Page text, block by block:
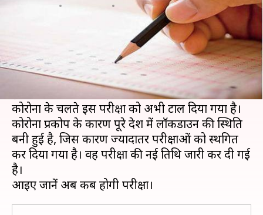
12:19 pm
12वीं के बाद लॉ की पढ़ाई करने वाले छात्रों के बीच कॉमन
लॉ एडमिशन टेस्ट (CLAT) काफी लोकप्रिय परीक्षा है।
इसका आयोजन 10 मई, 2020 को होना था, लेकिन
कोरोना के चलते इस परीक्षा को अभी टाल दिया गया है।
कोरोना प्रकोप के कारण पूरे देश में लॉकडाउन की स्थिति
बनी हुई है, जिस कारण ज्यादातर परीक्षाओं को स्थगित
कर दिया गया है। वहीं परीक्षा की नई तिथि जारी कर दी गई
है।